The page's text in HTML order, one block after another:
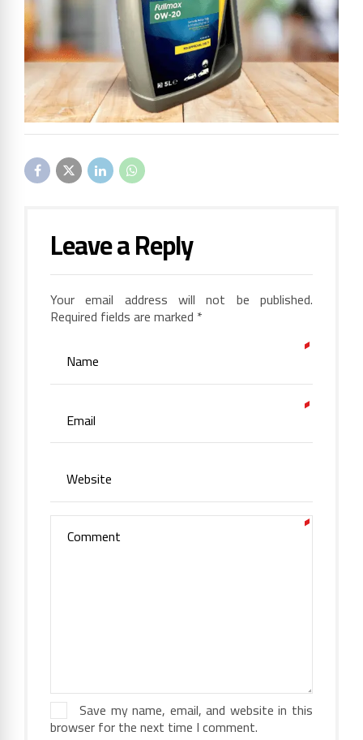
Leave a Reply
Your email address will not be published.
Required fields are marked *
Save my name, email, and website in this
browser for the next time I comment.